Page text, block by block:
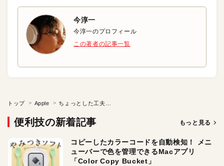
今淳一
今淳一のプロフィール
この著者の記事一覧
トップ Apple
便利技の新着記事 もっと見る
コピーしたカラーコードを自動検知！ メニ
ューバーで色を管理できるMacアプリ
「Color Copy Bucket」